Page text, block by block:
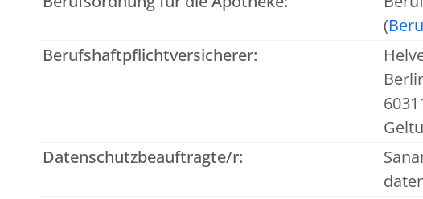
(
Berufshaftpflichtversicherer:
Datenschutzbeauftragte/r: